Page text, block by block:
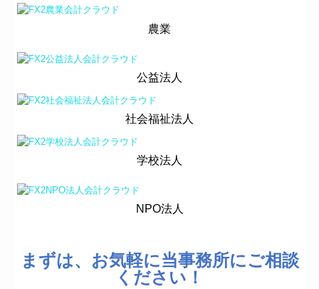
農業
公益法人
社会福祉法人
学校法人
NPO法人
まずは、お気軽に当事務所にご相談
ください！